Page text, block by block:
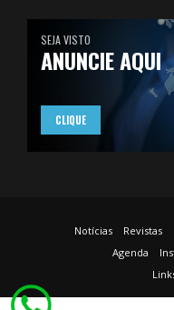
SEJA VISTO
ANUNCIE AQUI
CLIQUE
Notícias Revistas
Agenda